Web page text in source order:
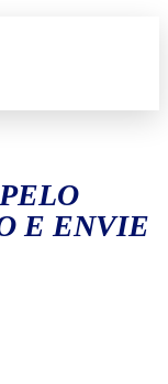
E ENVIE